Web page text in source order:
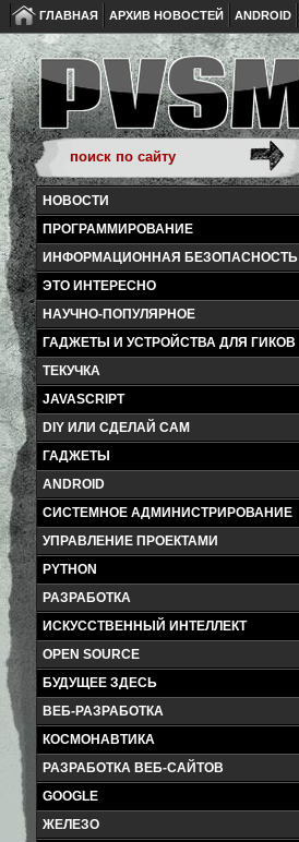
ГЛАВНАЯ АРХИВ НОВОСТЕЙ ANDROID
НОВОСТИ
ПРОГРАММИРОВАНИЕ
ИНФОРМАЦИОННАЯ БЕЗОПАСНОСТЬ
ЭТО ИНТЕРЕСНО
НАУЧНО-ПОПУЛЯРНОЕ
ГАДЖЕТЫ И УСТРОЙСТВА ДЛЯ ГИКОВ
ТЕКУЧКА
JAVASCRIPT
DIY ИЛИ СДЕЛАЙ САМ
ГАДЖЕТЫ
ANDROID
СИСТЕМНОЕ АДМИНИСТРИРОВАНИЕ
УПРАВЛЕНИЕ ПРОЕКТАМИ
PYTHON
РАЗРАБОТКА
ИСКУССТВЕННЫЙ ИНТЕЛЛЕКТ
OPEN SOURCE
БУДУЩЕЕ ЗДЕСЬ
ВЕБ-РАЗРАБОТКА
КОСМОНАВТИКА
РАЗРАБОТКА ВЕБ-САЙТОВ
GOOGLE
ЖЕЛЕЗО